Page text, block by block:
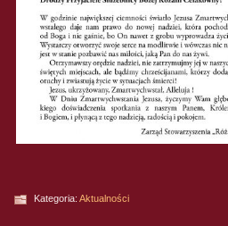
Kategoria: Aktualności